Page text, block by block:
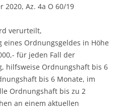
2020, Az. 4a O 60/19
verurteilt,
eines Ordnungsgeldes in Höhe
für jeden Fall der
hilfsweise Ordnungshaft bis 6
bis 6 Monate, im
Ordnungshaft bis zu 2
an einem aktuellen